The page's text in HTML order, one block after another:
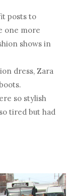
posts to
one more
shows in
dress, Zara
so stylish
tired but had